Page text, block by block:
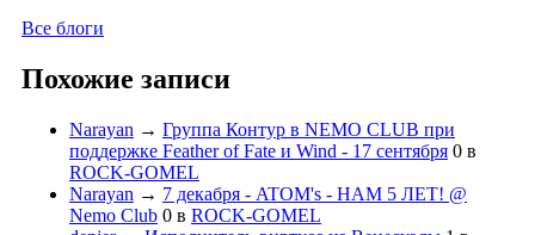
Все блоги
Похожие записи
Narayan → Группа Контур в NEMO CLUB при
поддержке Feather of Fate и Wind - 17 сентября 0 в
ROCK-GOMEL
Narayan → 7 декабря - ATOM's - НАМ 5 ЛЕТ! @
Nemo Club 0 в ROCK-GOMEL